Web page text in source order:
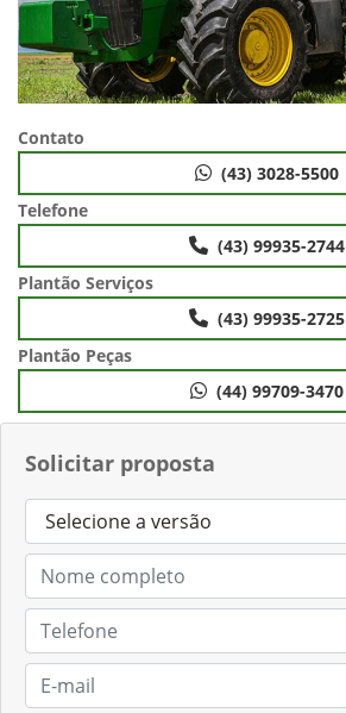
Solicitar proposta
Contato
(43) 3028-5500
Telefone
(43) 99935-2744
Plantão Serviços
(43) 99935-2725
Plantão Peças
(44) 99709-3470